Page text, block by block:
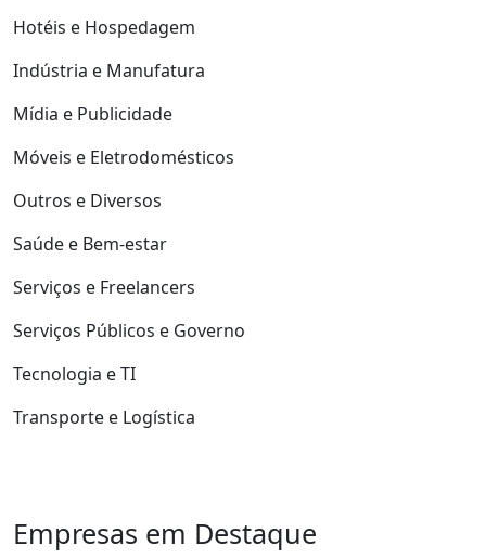
Hotéis e Hospedagem
Indústria e Manufatura
Mídia e Publicidade
Móveis e Eletrodomésticos
Outros e Diversos
Saúde e Bem-estar
Serviços e Freelancers
Serviços Públicos e Governo
Tecnologia e TI
Transporte e Logística
Empresas em Destaque